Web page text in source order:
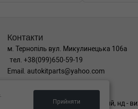
Контакти
м. Тернопіль вул. Микулинецька 106а
тел. +38(099)650-59-19
Email. autokitparts@yahoo.com
Графік роботи
пн-пт з 9:00 до 17:00, сб - вихідний, нд -
Прийняти